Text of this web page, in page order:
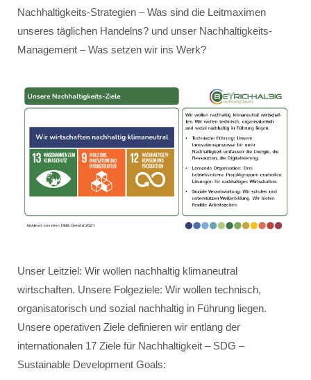
Nachhaltigkeits-Strategien – Was sind die Leitmaximen
unseres täglichen Handelns? und unser Nachhaltigkeits-
Management – Was setzen wir ins Werk?
Unser Leitziel: Wir wollen nachhaltig klimaneutral
wirtschaften. Unsere Folgeziele: Wir wollen technisch,
organisatorisch und sozial nachhaltig in Führung liegen.
Unsere operativen Ziele definieren wir entlang der
internationalen 17 Ziele für Nachhaltigkeit – SDG –
Sustainable Development Goals: